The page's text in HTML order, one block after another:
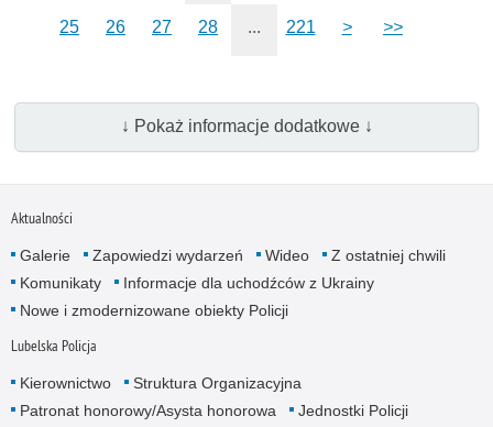
25 26 27 28 ... 221 > >>
↓ Pokaż informacje dodatkowe ↓
Aktualności
Galerie Zapowiedzi wydarzeń Wideo
Z ostatniej chwili
Komunikaty
Informacje dla uchodźców z Ukrainy
Nowe i zmodernizowane obiekty Policji
Lubelska Policja
Kierownictwo
Struktura Organizacyjna
Patronat honorowy/Asysta honorowa
Jednostki Policji